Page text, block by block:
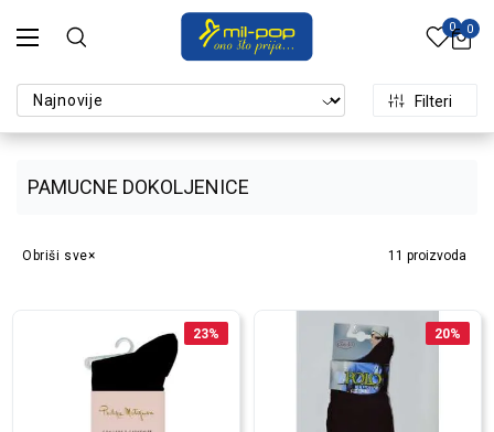
0 0
PAMUCNE DOKOLJENICE
Filteri
11 proizvoda
Obriši sve
23% 20%